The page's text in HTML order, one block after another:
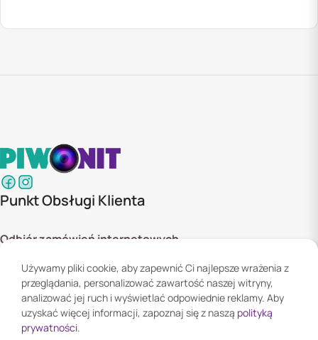
Punkt Obsługi Klienta
Odbiór zamówień internetowych
02-285 Warszawa
Godziny otwarcia:
Pn. - Pt. 08:00 - 16:00
Używamy pliki cookie, aby zapewnić Ci najlepsze wrażenia z
przeglądania, personalizować zawartość naszej witryny,
analizować jej ruch i wyświetlać odpowiednie reklamy. Aby
uzyskać więcej informacji, zapoznaj się z naszą polityką
prywatności.